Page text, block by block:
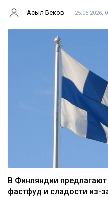
Асыл Беков 25.05.2026,
В Финляндии
фастфуд и сладости из-